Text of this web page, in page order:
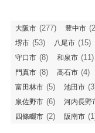
大阪市 (277) 豊中市
堺市 (53) 八尾市 (15)
守口市 (8) 和泉市 (11)
門真市 (8) 高石市 (4)
富田林市 (5) 池田市
泉佐野市 (6) 河内長野
四條畷市 (2) 阪南市